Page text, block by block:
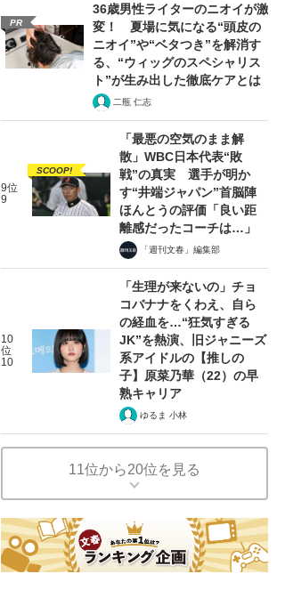
PR
36歳男性ライターのニオイが激
変！ 夏場に気になる“頭皮の
ニオイ”や“ベタつき”を解消す
る、“ウィッグのスペシャリス
ト”が生み出した徹底ケアとは
二瓶 仁志
9位
9
SCOOP!
「最悪の空気のまま解
散」WBC日本代表“敗
戦”の真実 選手が明か
す“井端ジャパン”首脳陣
ほんとうの評価「良い距
離感だったコーチは…」
「週刊文春」編集部
10
位
10
「生理が来ないの」チョ
コバナナをくわえ、自ら
の経血を…“狂気すぎる
JK”を熱演、旧ジャニーズ
系アイドルの【推しの
子】原菜乃華（22）の早
熟キャリア
ゆるま 小林
11位から20位を見る